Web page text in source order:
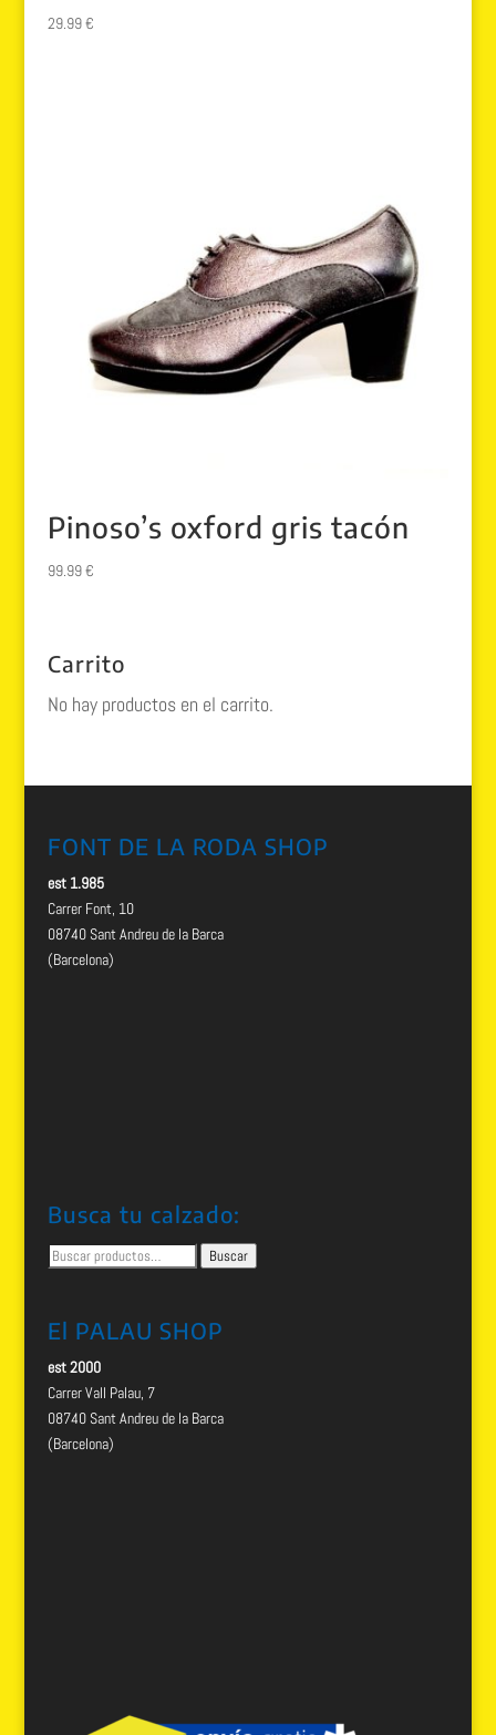
29.99€
Pinoso’s oxford gris tacón
99.99€
Carrito
No hay productos en el carrito.
FONT DE LA RODA SHOP
est 1.985
Carrer Font, 10
08740 Sant Andreu de la Barca
(Barcelona)
Busca tu calzado:
Buscar
por:
Buscar
El PALAU SHOP
est 2000
Carrer Vall Palau, 7
08740 Sant Andreu de la Barca
(Barcelona)